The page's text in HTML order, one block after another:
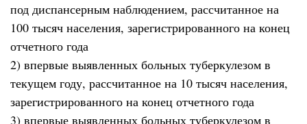
под диспансерным наблюдением, рассчитанное на
100 тысяч населения, зарегистрированного на конец
отчетного года
2) впервые выявленных больных туберкулезом в
текущем году, рассчитанное на 10 тысяч населения,
зарегистрированного на конец отчетного года
3) впервые выявленных больных туберкулезом в